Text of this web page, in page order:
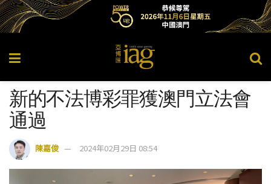
新的不法博彩罪獲澳門立法會
通過
陳嘉俊 2024年02月29日 08:54